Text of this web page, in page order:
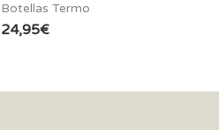
Botellas Termo
24,95€